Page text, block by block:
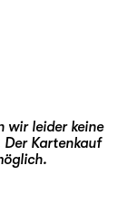
wir leider keine
Der Kartenkauf